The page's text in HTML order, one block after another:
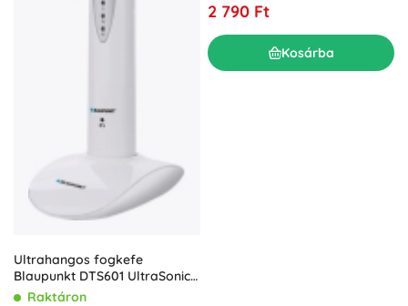
Ultrahangos fogkefe
Blaupunkt DTS601 UltraSonic
Vibration
Raktáron
2 790 Ft
Kosárba